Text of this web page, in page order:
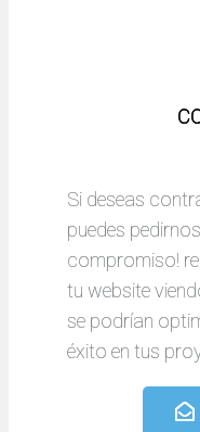
Si deseas
puedes
compromiso!
tu website
se podrían
éxito en tus